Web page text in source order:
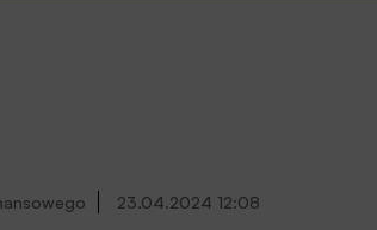
23.04.2024 12:08